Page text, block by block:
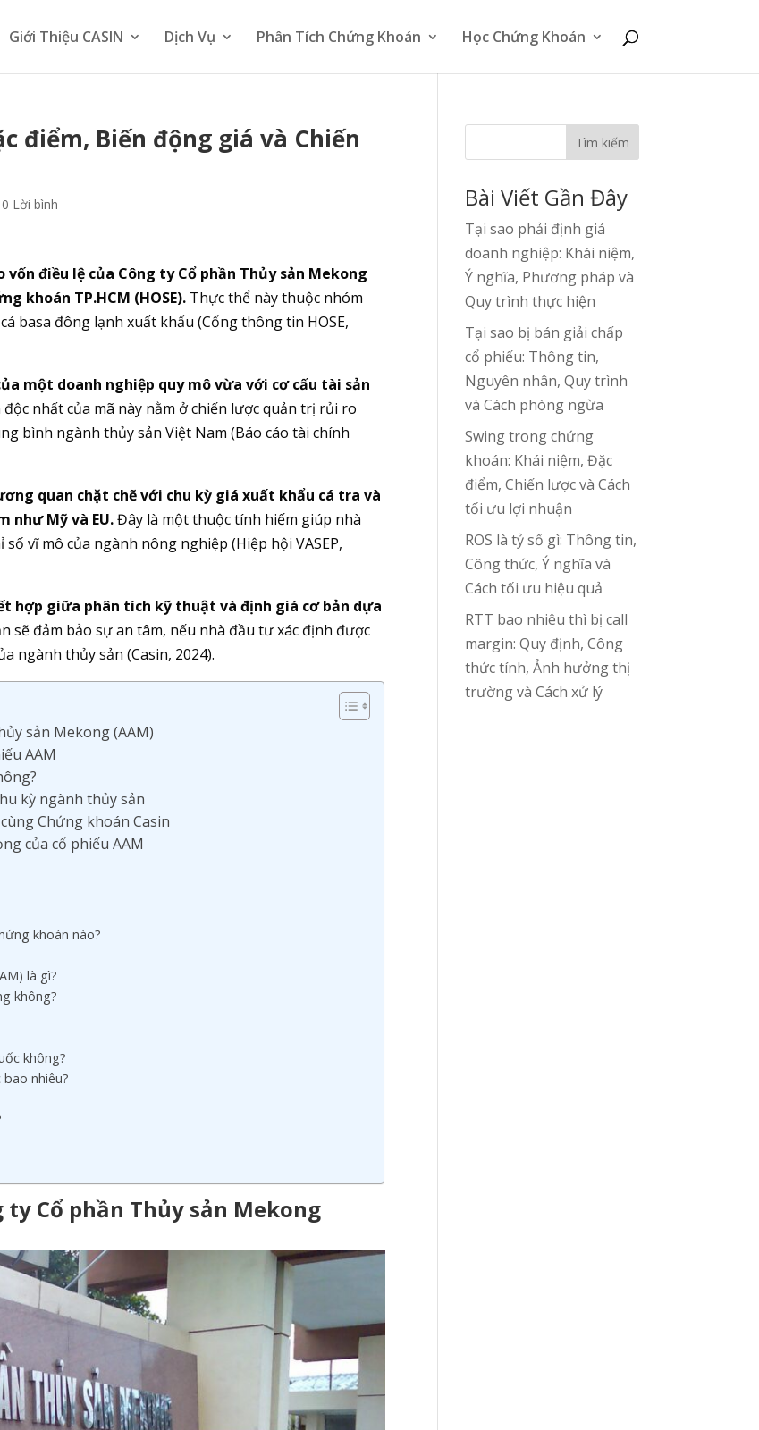
Giới Thiệu CASIN Dịch Vụ Phân Tích Chứng Khoán Học Chứng Khoán
điểm, Biến động giá và Chiến
0 Lời bình
điều lệ của Công ty Cổ phần Thủy sản Mekong
khoán TP.HCM (HOSE). Thực thể này thuộc nhóm
basa đông lạnh xuất khẩu (Cổng thông tin HOSE,
một doanh nghiệp quy mô vừa với cơ cấu tài sản
độc nhất của mã này nằm ở chiến lược quản trị rủi ro
bình ngành thủy sản Việt Nam (Báo cáo tài chính
quan chặt chẽ với chu kỳ giá xuất khẩu cá tra và
như Mỹ và EU.Đây là một thuộc tính hiếm giúp nhà
vĩ mô của ngành nông nghiệp (Hiệp hội VASEP,
hợp giữa phân tích kỹ thuật và định giá cơ bản dựa
sẽ đảm bảo sự an tâm, nếu nhà đầu tư xác định được
ngành thủy sản (Casin, 2024).
sản Mekong (AAM)
AAM
kỳ ngành thủy sản
Chứng khoán Casin
của cổ phiếu AAM
khoán nào?
là gì?
không?
không?
nhiêu?
Cổ phần Thủy sản Mekong
Tìm kiếm
Bài Viết Gần Đây
Tại sao phải định giá
doanh nghiệp: Khái niệm,
Ý nghĩa, Phương pháp và
Quy trình thực hiện
Tại sao bị bán giải chấp
cổ phiếu: Thông tin,
Nguyên nhân, Quy trình
và Cách phòng ngừa
Swing trong chứng
khoán: Khái niệm, Đặc
điểm, Chiến lược và Cách
tối ưu lợi nhuận
ROS là tỷ số gì: Thông tin,
Công thức, Ý nghĩa và
Cách tối ưu hiệu quả
RTT bao nhiêu thì bị call
margin: Quy định, Công
thức tính, Ảnh hưởng thị
trường và Cách xử lý